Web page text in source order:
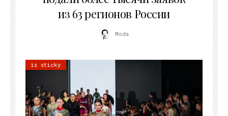
из 63 регионов России
Moda
is sticky